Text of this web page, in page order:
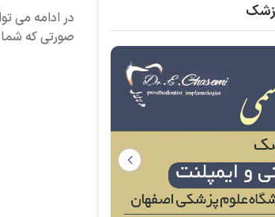
در ادامه می
صورتی که شما